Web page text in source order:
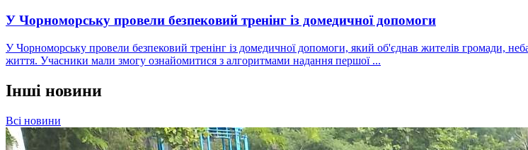
У Чорноморську провели безпековий тренінг із домедичної допомоги
У Чорноморську провели безпековий тренінг із домедичної допомоги, який об'єднав жителів громади,
життя. Учасники мали змогу ознайомитися з алгоритмами надання першої ...
Інші новини
Всі новини